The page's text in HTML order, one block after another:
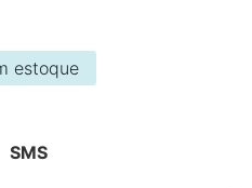
estoque
SMS